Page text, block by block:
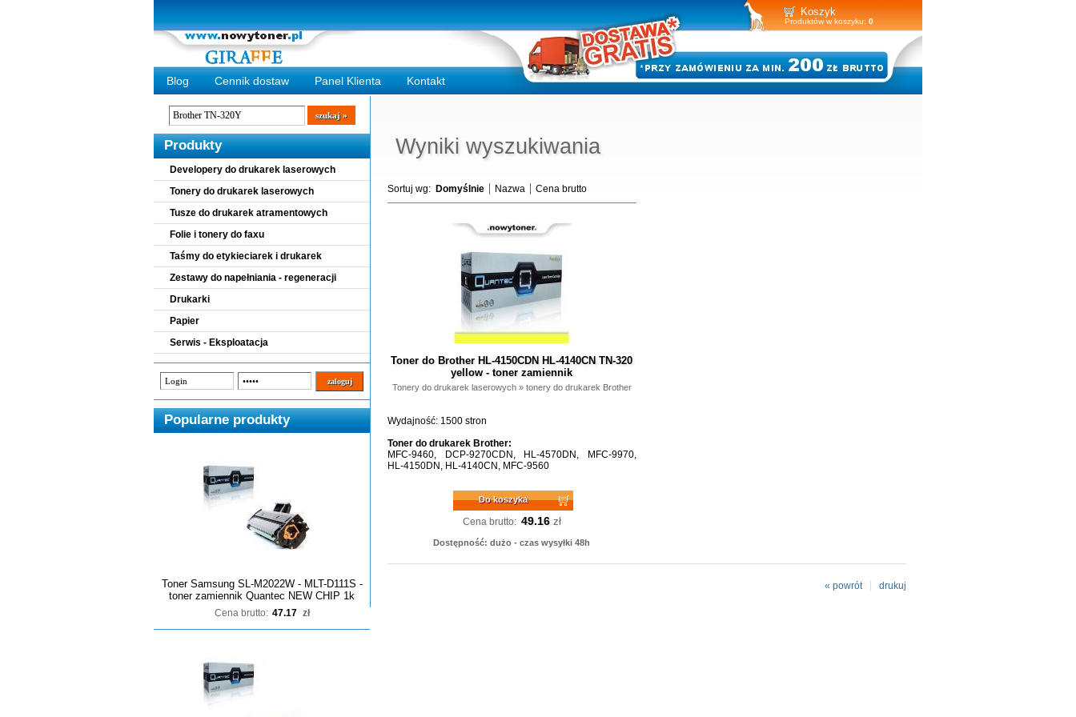
Koszyk
Produktów w koszyku: 0
Blog Cennik dostaw Panel Klienta Kontakt
Wyszukiwarka
szukaj
Produkty
Developery do drukarek laserowych
Tonery do drukarek laserowych
Tusze do drukarek atramentowych
Folie i tonery do faxu
Taśmy do etykieciarek i drukarek
Zestawy do napełniania - regeneracji
Drukarki
Papier
Serwis - Eksploatacja
Popularne produkty
Toner Samsung SL-M2022W - MLT-D111S -
toner zamiennik Quantec NEW CHIP 1k
Cena brutto: 47.17 zł
Wyniki wyszukiwania
Sortuj wg: Domyślnie Nazwa Cena brutto
Toner do Brother HL-4150CDN HL-4140CN TN-320
yellow - toner zamiennik
Tonery do drukarek laserowych» tonery do drukarek Brother
Wydajność: 1500 stron
Toner do drukarek Brother:
MFC-9460, DCP-9270CDN, HL-4570DN, MFC-9970,
HL-4150DN, HL-4140CN, MFC-9560
Do koszyka
Cena brutto: 49.16 zł
Dostępność: dużo - czas wysyłki 48h
drukuj
« powrót